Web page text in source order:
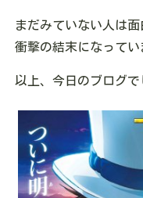
まだみていない人は
衝撃の結末になってい
以上、今日のブログで